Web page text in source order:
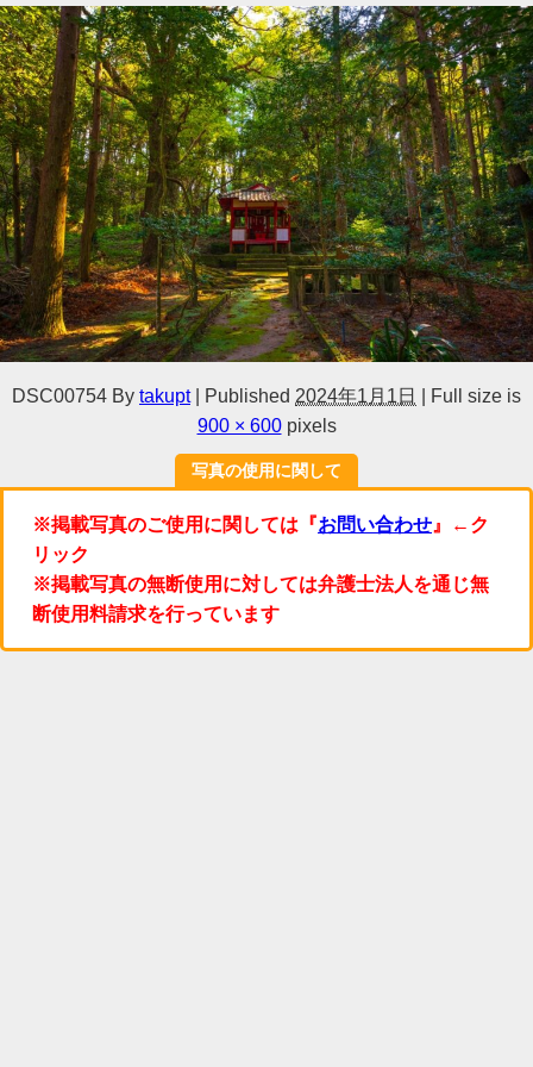
DSC00754 By takupt Published 2024年1月1日
Full size is
900 × 600pixels
写真の使用に関して
※掲載写真のご使用に関しては『お問い合わせ 』←ク
リック
※掲載写真の無断使用に対しては弁護士法人を通じ無
断使用料請求を行っています